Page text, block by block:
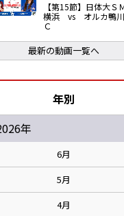
【第15節】日体大Ｓ
横浜 vs オルカ鴨
Ｃ
最新の動画一覧へ
年別
年
6月
5月
4月